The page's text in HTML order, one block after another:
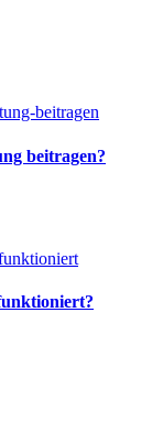
beitragen?